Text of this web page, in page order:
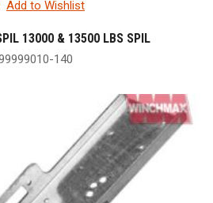
Add to Wishlist
13000 & 13500 LBS SPIL
140